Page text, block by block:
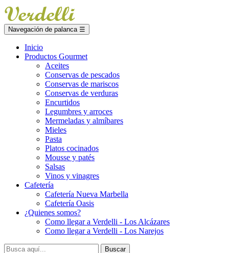
Navegación de palanca ☰
Inicio
Productos Gourmet
Aceites
Conservas de pescados
Conservas de mariscos
Conservas de verduras
Encurtidos
Legumbres y arroces
Mermeladas y almíbares
Mieles
Pasta
Platos cocinados
Mousse y patés
Salsas
Vinos y vinagres
Cafetería
Cafetería Nueva Marbella
Cafetería Oasis
¿Quienes somos?
Como llegar a Verdelli - Los Alcázares
Como llegar a Verdelli - Los Narejos
Buscar